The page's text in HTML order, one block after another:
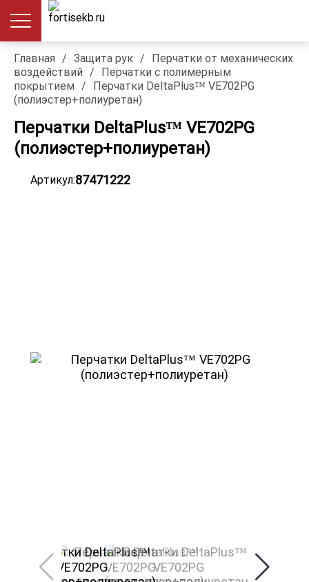
Главная / Защита рук /
Перчатки от механических
воздействий /
Перчатки с полимерным
покрытием /
Перчатки DeltaPlus™ VE702PG
(полиэстер+полиуретан)
Перчатки DeltaPlus™ VE702PG
(полиэстер+полиуретан)
Артикул:87471222